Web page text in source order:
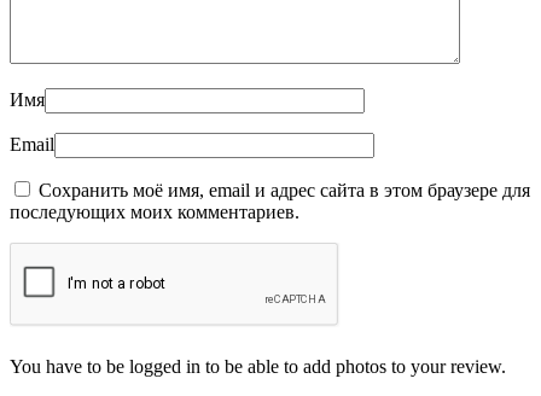
Имя
Email
Сохранить моё имя, email и адрес сайта в этом браузере для
последующих моих комментариев.
You have to be logged in to be able to add photos to your review.